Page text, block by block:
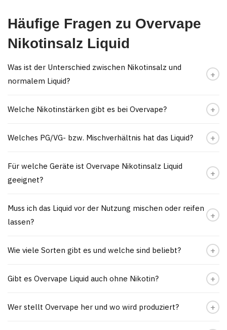
Häufige Fragen zu Overvape
Nikotinsalz Liquid
Was ist der Unterschied zwischen Nikotinsalz und
normalem Liquid?
Welche Nikotinstärken gibt es bei Overvape?
Welches PG/VG- bzw. Mischverhältnis hat das Liquid?
Für welche Geräte ist Overvape Nikotinsalz Liquid
geeignet?
Muss ich das Liquid vor der Nutzung mischen oder reifen
lassen?
Wie viele Sorten gibt es und welche sind beliebt?
Gibt es Overvape Liquid auch ohne Nikotin?
Wer stellt Overvape her und wo wird produziert?